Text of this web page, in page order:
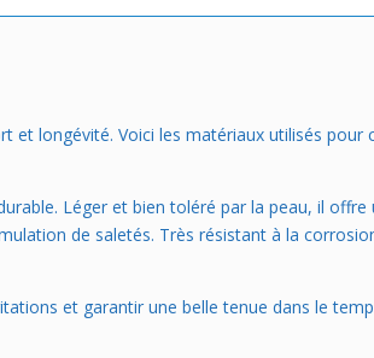
longévité. Voici les matériaux utilisés
Léger et bien toléré par la peau, il
de saletés. Très résistant à la
et garantir une belle tenue dans le